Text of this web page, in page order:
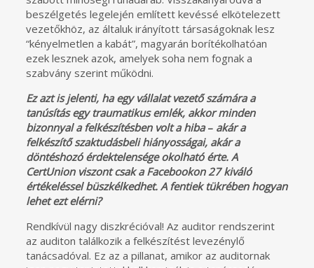
beszélgetés legelején említett kevéssé elkötelezett
vezetőkhöz, az általuk irányított társaságoknak lesz
“kényelmetlen a kabát”, magyarán borítékolhatóan
ezek lesznek azok, amelyek soha nem fognak a
szabvány szerint működni.
Ez azt is jelenti, ha egy vállalat vezető számára a
tanúsítás egy traumatikus emlék, akkor minden
bizonnyal a felkészítésben volt a hiba– akár a
felkészítő szaktudásbeli hiányosságai, akár a
döntéshozó érdektelensége okolható érte. A
CertUnion viszont csak a Facebookon 27 kiváló
értékeléssel büszkélkedhet. A fentiek tükrében hogyan
lehet ezt elérni?
Rendkívül nagy diszkrécióval! Az auditor rendszerint
az auditon találkozik a felkészítést levezénylő
tanácsadóval. Ez az a pillanat, amikor az auditornak